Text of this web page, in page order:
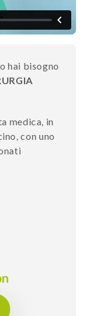
hai bisogno
medica, in
con uno